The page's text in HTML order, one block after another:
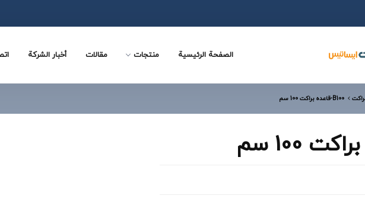
الصفحة الرئيسية منتجات مقالات أخبار الشركة
B100-قاعده براکت 100 سم